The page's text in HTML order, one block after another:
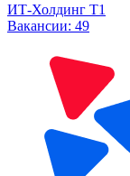
ИТ-Холдинг Т1
Вакансии: 49